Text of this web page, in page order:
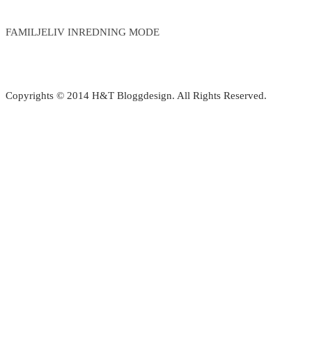
FAMILJELIV INREDNING MODE
Copyrights © 2014 H&T Bloggdesign. All Rights Reserved.